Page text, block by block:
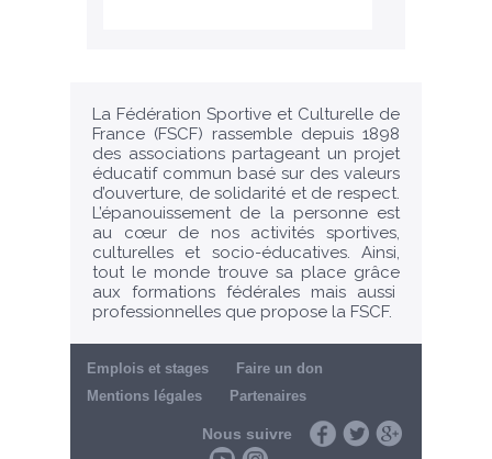
La Fédération Sportive et Culturelle de
France (FSCF) rassemble depuis 1898
des associations partageant un projet
éducatif commun basé sur des valeurs
d’ouverture, de solidarité et de respect.
L’épanouissement de la personne est
au cœur de nos activités sportives,
culturelles et socio-éducatives. Ainsi,
tout le monde trouve sa place grâce
aux formations fédérales mais aussi
professionnelles que propose la FSCF.
Emplois et stages
Faire un don
Mentions légales
Partenaires
Nous suivre